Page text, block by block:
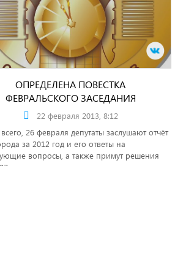
ОПРЕДЕЛЕНА ПОВЕСТКА
ФЕВРАЛЬСКОГО ЗАСЕДАНИЯ
22 февраля 2013, 8:12
26 февраля депутаты заслушают отчёт
за 2012 год и его ответы на
вопросы, а также примут решения
пунктам повестки.